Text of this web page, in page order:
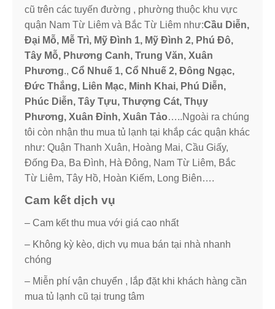
cũ trên các tuyến đường , phường thuộc khu vực
quận Nam Từ Liêm và Bắc Từ Liêm như:Cầu Diễn,
Đại Mỗ, Mễ Trì, Mỹ Đình 1, Mỹ Đình 2, Phú Đô,
Tây Mỗ, Phương Canh, Trung Văn, Xuân
Phương., Cổ Nhuế 1, Cổ Nhuế 2, Đông Ngạc,
Đức Thắng, Liên Mạc, Minh Khai, Phú Diễn,
Phúc Diễn, Tây Tựu, Thượng Cát, Thụy
Phương, Xuân Đỉnh, Xuân Tảo…..Ngoài ra chúng
tôi còn nhận thu mua tủ lạnh tại khắp các quận khác
như: Quận Thanh Xuân, Hoàng Mai, Cầu Giấy,
Đống Đa, Ba Đình, Hà Đông, Nam Từ Liêm, Bắc
Từ Liêm, Tây Hồ, Hoàn Kiếm, Long Biên….
Cam kết dịch vụ
– Cam kết thu mua với giá cao nhất
– Không kỳ kèo, dịch vụ mua bán tại nhà nhanh
chóng
– Miễn phí vận chuyển , lắp đặt khi khách hàng cần
mua tủ lạnh cũ tại trung tâm